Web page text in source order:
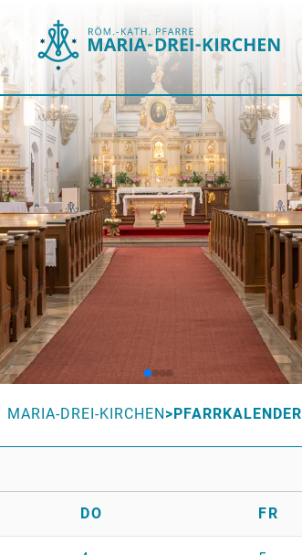
MARIA-DREI-KIRCHEN PFARRKALENDER
DO FR